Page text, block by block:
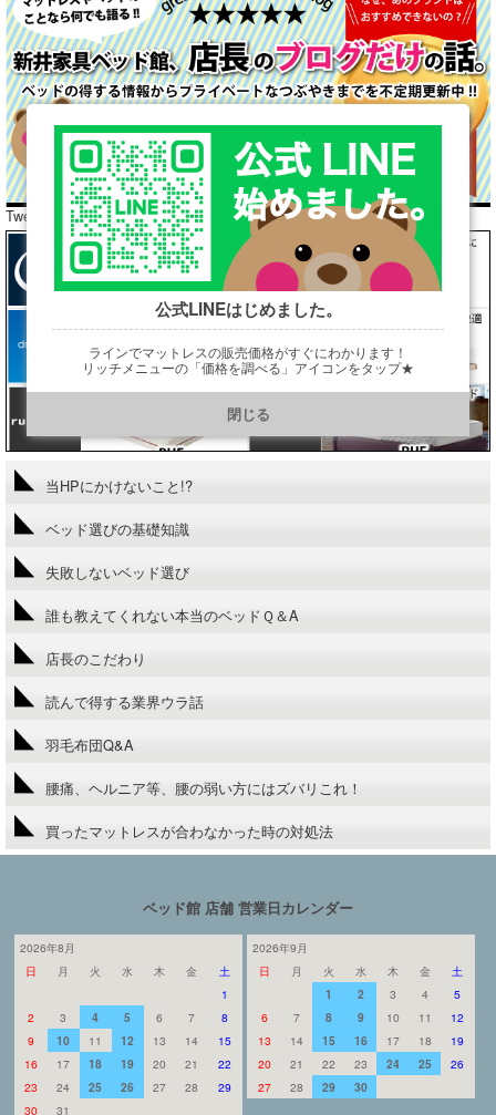
Tweets by araibed300
当HPにかけないこと!?
ベッド選びの基礎知識
失敗しないベッド選び
誰も教えてくれない本当のベッドＱ＆A
店長のこだわり
読んで得する業界ウラ話
羽毛布団Q&A
腰痛、ヘルニア等、腰の弱い方にはズバリこれ！
買ったマットレスが合わなかった時の対処法
ベッド館 店舗 営業日カレンダー
2026年8月
日
月 火 水 木 金
土
1
2
3 4 5 6 7
8
9
10 11 12 13 14
15
16
17 18 19 20 21
22
23
24 25 26 27 28
29
30
31
2026年9月
日
月 火 水 木 金
土
1
2 3 4
5
6
7 8 9 10 11
12
13
14 15 16 17 18
19
20
21 22 23 24 25
26
27
28 29 30
公式LINEはじめました。
ラインでマットレスの販売価格がすぐにわかります！
リッチメニューの「価格を調べる」アイコンをタップ★
https://line.me/R/ti/p/@901ptzjz
閉じる